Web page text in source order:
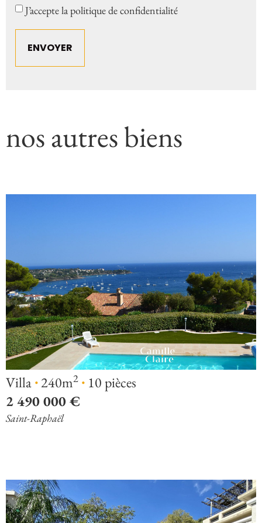
Consent
J’accepte la politique de confidentialité
nos autres biens
Villa·240m2 · 10 pièces
2 490 000 €
Saint-Raphaël